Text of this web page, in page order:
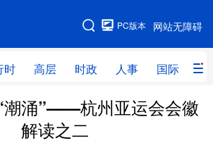
网站无障碍
PC版本
时 高层 时政 人事 国际 财
网站地图
高层 时政 人事
财经 网评
潮涌”——杭州亚运会会徽
解读之二